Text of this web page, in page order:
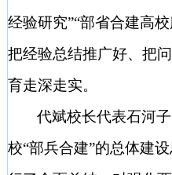
经验研究”“部省合建高
把经验总结推广好、把
育走深走实。
代斌校长代表石河
校“部兵合建”的总体建